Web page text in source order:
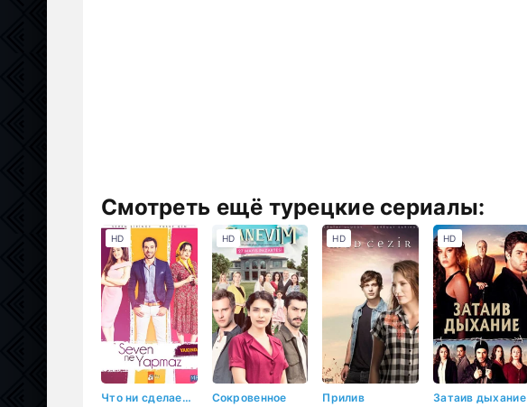
Смотреть ещё турецкие сериалы:
Что ни сделает влюбленный
HD
Сокровенное
HD
Прилив
HD
Затаив дыхание
HD